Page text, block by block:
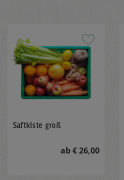
Saftkiste groß
ab € 26,00